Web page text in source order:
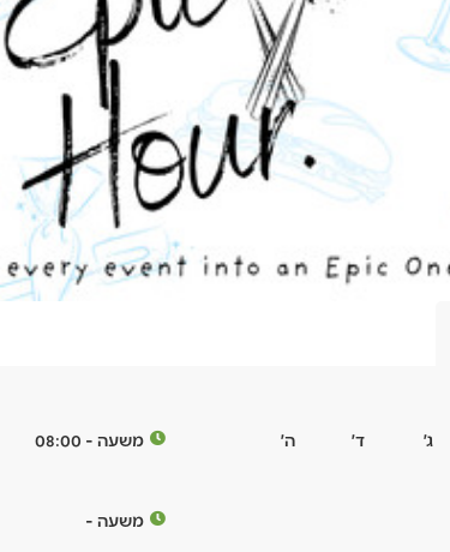
ג׳ ד׳ ה׳ משעה - 08:00
משעה -